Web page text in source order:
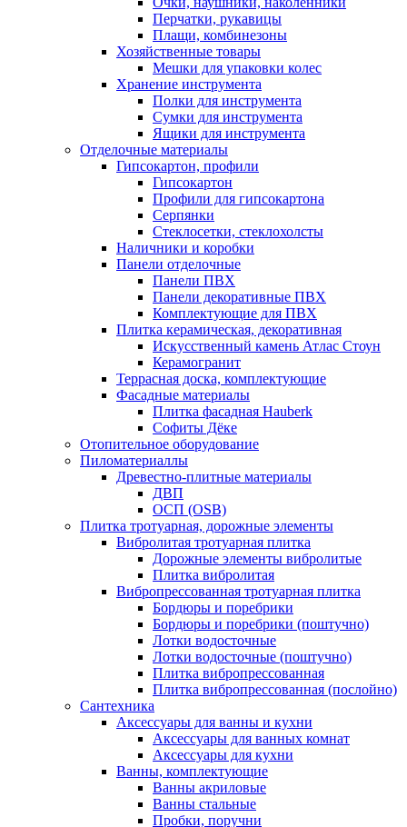
Перчатки, рукавицы
Плащи, комбинезоны
Хозяйственные товары
Мешки для упаковки колес
Хранение инструмента
Полки для инструмента
Сумки для инструмента
Ящики для инструмента
Отделочные материалы
Гипсокартон, профили
Гипсокартон
Профили для гипсокартона
Серпянки
Стеклосетки, стеклохолсты
Наличники и коробки
Панели отделочные
Панели ПВХ
Панели декоративные ПВХ
Комплектующие для ПВХ
Плитка керамическая, декоративная
Искусственный камень Атлас Стоун
Керамогранит
Террасная доска, комплектующие
Фасадные материалы
Плитка фасадная Hauberk
Софиты Дёке
Отопительное оборудование
Пиломатериаллы
Древестно-плитные материалы
ДВП
ОСП (OSB)
Плитка тротуарная, дорожные элементы
Вибролитая тротуарная плитка
Дорожные элементы вибролитые
Плитка вибролитая
Вибропрессованная тротуарная плитка
Бордюры и поребрики
Бордюры и поребрики (поштучно)
Лотки водосточные
Лотки водосточные (поштучно)
Плитка вибропрессованная
Плитка вибропрессованная (послойно)
Сантехника
Аксессуары для ванны и кухни
Аксессуары для ванных комнат
Аксессуары для кухни
Ванны, комплектующие
Ванны акриловые
Ванны стальные
Пробки, поручни